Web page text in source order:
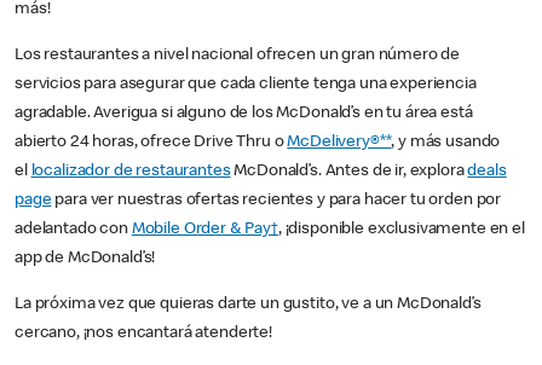
más!
Los restaurantes a nivel nacional ofrecen un gran número de
servicios para asegurar que cada cliente tenga una experiencia
agradable. Averigua si alguno de los McDonald’s en tu área está
abierto 24 horas, ofrece Drive Thru oMcDelivery®**, y más usando
el localizador de restaurantesMcDonald’s. Antes de ir, exploradeals
pagepara ver nuestras ofertas recientes y para hacer tu orden por
adelantado con Mobile Order & Pay†, ¡disponible exclusivamente en el
app de McDonald’s!
La próxima vez que quieras darte un gustito, ve a un McDonald’s
cercano, ¡nos encantará atenderte!